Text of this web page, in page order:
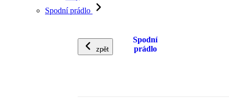
Spodní prádlo
zpět
Spodní
prádlo